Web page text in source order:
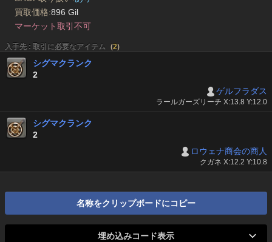
買取価格:896 Gil
マーケット取引不可
入手先 : 取引に必要なアイテム (2)
シグマクランク
2
ゲルフラダス
ラールガーズリーチ X:13.8 Y:12.0
シグマクランク
2
ロウェナ商会の商人
クガネ X:12.2 Y:10.8
名称をクリップボードにコピー
埋め込みコード表示